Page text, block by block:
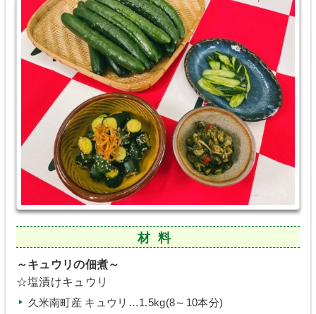
材料
～キュウリの佃煮～
☆塩漬けキュウリ
久米南町産 キュウリ…1.5kg(8～10本分)